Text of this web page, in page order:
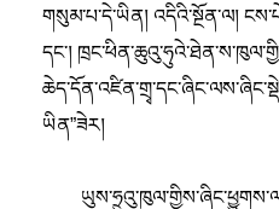
གསུམ་པ་དེ་ཡིན། འདིའི་སྔོན་ལ།
དང་།
ཡིན”ཟེར།